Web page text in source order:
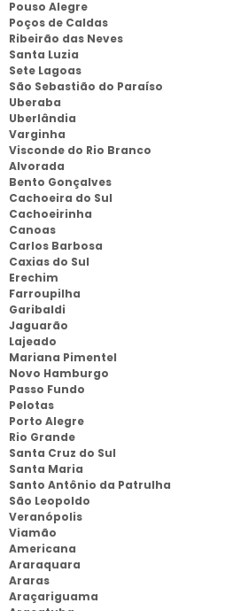
Pouso Alegre
Poços de Caldas
Ribeirão das Neves
Santa Luzia
Sete Lagoas
São Sebastião do Paraíso
Uberaba
Uberlândia
Varginha
Visconde do Rio Branco
Alvorada
Bento Gonçalves
Cachoeira do Sul
Cachoeirinha
Canoas
Carlos Barbosa
Caxias do Sul
Erechim
Farroupilha
Garibaldi
Jaguarão
Lajeado
Mariana Pimentel
Novo Hamburgo
Passo Fundo
Pelotas
Porto Alegre
Rio Grande
Santa Cruz do Sul
Santa Maria
Santo Antônio da Patrulha
São Leopoldo
Veranópolis
Viamão
Americana
Araraquara
Araras
Araçariguama